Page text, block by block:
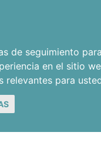
de seguimiento
en el sitio
relevantes para